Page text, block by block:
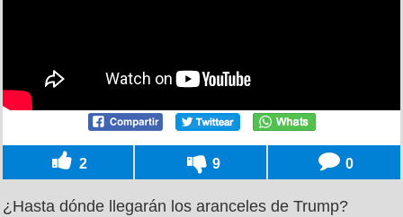
2 9 0
¿Hasta dónde llegarán los aranceles de Trump?